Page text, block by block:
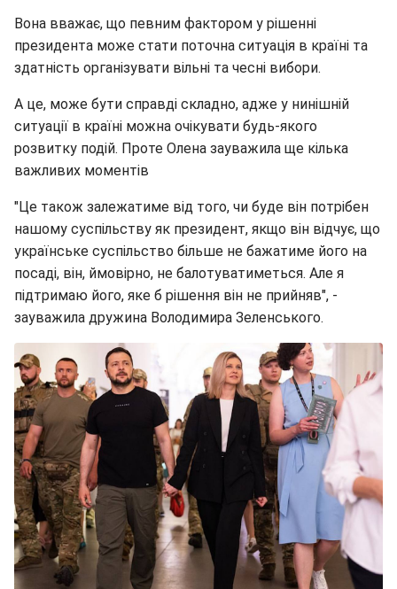
Вона вважає, що певним фактором у рішенні
президента може стати поточна ситуація в країні та
здатність організувати вільні та чесні вибори.
А це, може бути справді складно, адже у нинішній
ситуації в країні можна очікувати будь-якого
розвитку подій. Проте Олена зауважила ще кілька
важливих моментів
"Це також залежатиме від того, чи буде він потрібен
нашому суспільству як президент, якщо він відчує, що
українське суспільство більше не бажатиме його на
посаді, він, ймовірно, не балотуватиметься. Але я
підтримаю його, яке б рішення він не прийняв", -
зауважила дружина Володимира Зеленського.